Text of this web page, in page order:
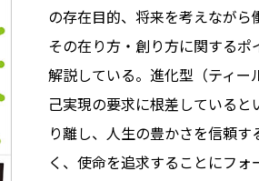
の存在目的、将来を考えながら
その在り方・創り方に関する
解説している。進化型（ティ
己実現の要求に根差している
り離し、人生の豊かさを信頼
く、使命を追求することにフ